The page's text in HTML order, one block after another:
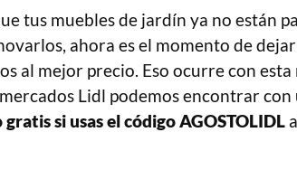
tus muebles de jardín ya no están
ahora es el momento de
al mejor precio. Eso ocurre con
Lidl podemos encontrar con
si usas el código AGOSTOLIDL